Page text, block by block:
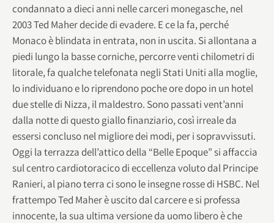
condannato a dieci anni nelle carceri monegasche, nel
2003 Ted Maher decide di evadere. E ce la fa, perché
Monaco è blindata in entrata, non in uscita. Si allontana a
piedi lungo la basse corniche, percorre venti chilometri di
litorale, fa qualche telefonata negli Stati Uniti alla moglie,
lo individuano e lo riprendono poche ore dopo in un hotel
due stelle di Nizza, il maldestro. Sono passati vent’anni
dalla notte di questo giallo finanziario, così irreale da
essersi concluso nel migliore dei modi, per i sopravvissuti.
Oggi la terrazza dell’attico della “Belle Epoque” si affaccia
sul centro cardiotoracico di eccellenza voluto dal Principe
Ranieri, al piano terra ci sono le insegne rosse di HSBC. Nel
frattempo Ted Maher è uscito dal carcere e si professa
innocente, la sua ultima versione da uomo libero è che